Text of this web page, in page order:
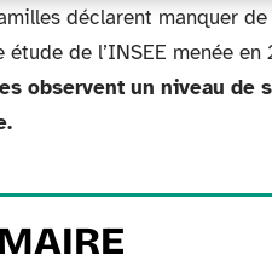
déclarent manquer
de l’INSEE menée en
observent un niveau